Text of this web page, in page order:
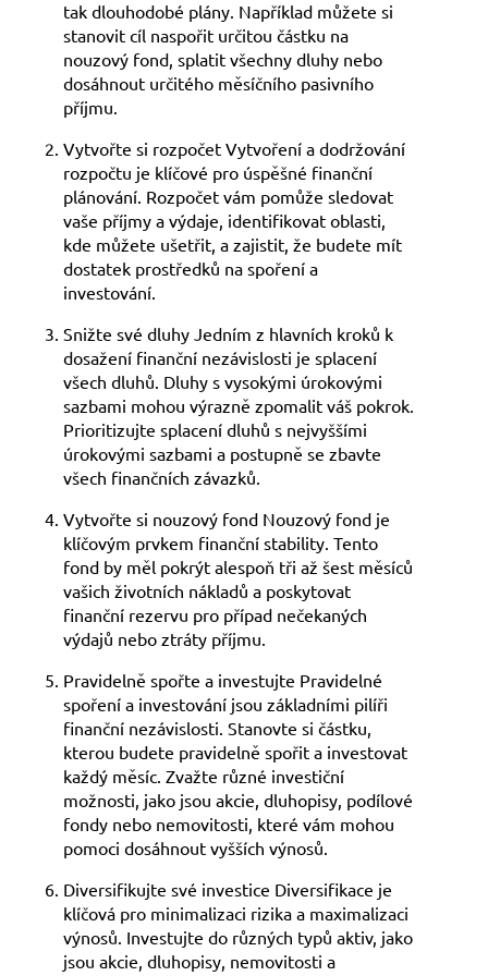
tak dlouhodobé plány. Například můžete si
stanovit cíl naspořit určitou částku na
nouzový fond, splatit všechny dluhy nebo
dosáhnout určitého měsíčního pasivního
příjmu.
Vytvořte si rozpočet Vytvoření a dodržování
rozpočtu je klíčové pro úspěšné finanční
plánování. Rozpočet vám pomůže sledovat
vaše příjmy a výdaje, identifikovat oblasti,
kde můžete ušetřit, a zajistit, že budete mít
dostatek prostředků na spoření a
investování.
Snižte své dluhy Jedním z hlavních kroků k
dosažení finanční nezávislosti je splacení
všech dluhů. Dluhy s vysokými úrokovými
sazbami mohou výrazně zpomalit váš pokrok.
Prioritizujte splacení dluhů s nejvyššími
úrokovými sazbami a postupně se zbavte
všech finančních závazků.
Vytvořte si nouzový fond Nouzový fond je
klíčovým prvkem finanční stability. Tento
fond by měl pokrýt alespoň tři až šest měsíců
vašich životních nákladů a poskytovat
finanční rezervu pro případ nečekaných
výdajů nebo ztráty příjmu.
Pravidelně spořte a investujte Pravidelné
spoření a investování jsou základními pilíři
finanční nezávislosti. Stanovte si částku,
kterou budete pravidelně spořit a investovat
každý měsíc. Zvažte různé investiční
možnosti, jako jsou akcie, dluhopisy, podílové
fondy nebo nemovitosti, které vám mohou
pomoci dosáhnout vyšších výnosů.
Diversifikujte své investice Diversifikace je
klíčová pro minimalizaci rizika a maximalizaci
výnosů. Investujte do různých typů aktiv, jako
jsou akcie, dluhopisy, nemovitosti a